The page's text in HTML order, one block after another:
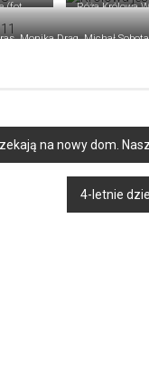
(fot.
Róża Królowa
Monika Drąg, Michał
na nowy dom.
4-letnie